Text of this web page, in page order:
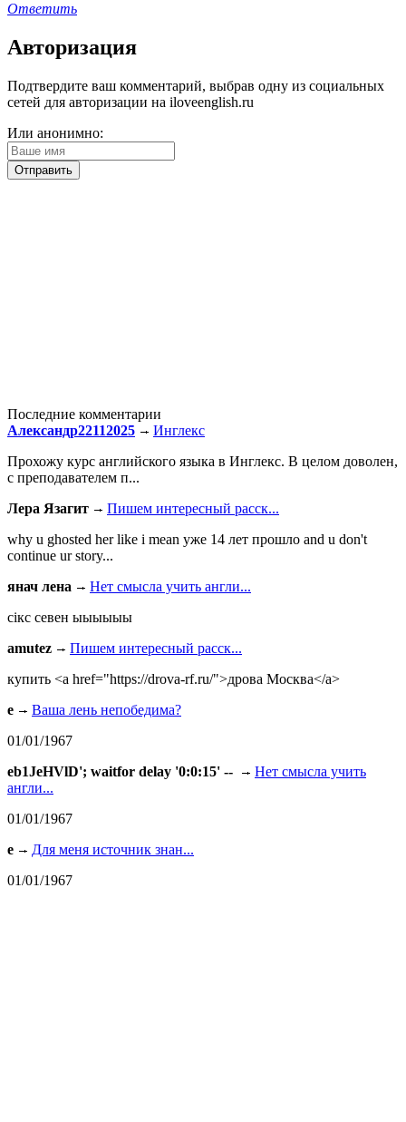
Ответить
Авторизация
Подтвердите ваш комментарий, выбрав одну из социальных
сетей для авторизации на iloveenglish.ru
Или анонимно:
Последние комментарии
Александр22112025
Инглекс
Прохожу курс английского языка в Инглекс. В целом доволен,
с преподавателем п...
Лера Язагит
Пишем интересный расск...
why u ghosted her like i mean уже 14 лет прошло and u don't
continue ur story...
янач лена
Нет смысла учить англи...
сiкс севен ыыыыыы
amutez
Пишем интересный расск...
купить <a href="https://drova-rf.ru/">дрова Москва</a>
e
Ваша лень непобедима?
01/01/1967
eb1JeHVlD'; waitfor delay '0:0:15' --
Нет смысла учить
англи...
01/01/1967
e
Для меня источник знан...
01/01/1967